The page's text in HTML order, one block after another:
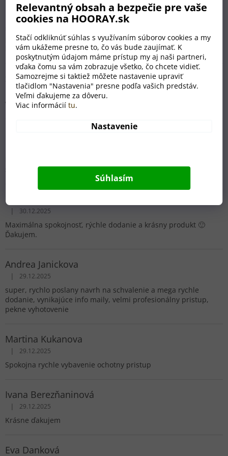
Relevantný obsah a bezpečie pre vaše
cookies na HOORAY.sk
Stačí odkliknúť súhlas s využívaním súborov cookies a my
vám ukážeme presne to, čo vás bude zaujímať. K
poskytnutým údajom máme prístup my aj naši partneri,
vďaka čomu sa vám zobrazuje všetko, čo chcete vidieť.
Samozrejme si taktiež môžete nastavenie upraviť
tlačidlom "Nastavenia" presne podľa vašich predstáv.
Veľmi ďakujeme za dôveru.
Viac informáciítu.
Nastavenie
Súhlasím
Iveta Čikotová
Hodnotenie obchodu je 5 z 5 hviezdičiek.
30.12.2025
prístup a obzvlášť pred sviatkami som ešte nezažila. Výrobok
krásny *****
Simona Kučová
Hodnotenie obchodu je 5 z 5 hviezdičiek.
30.12.2025
Velmi spokojna
spokojnosť. Ďakujem 😊
Marianna Žemličková
Hodnotenie obchodu je 5 z 5 hviezdičiek.
| 30.12.2025
Maximálna spokojnosť, rýchle dodanie a krásny produkt 🙂
Ďakujem.
Andrea Janickova
Hodnotenie obchodu je 5 z 5 hviezdičiek.
| 29.12.2025
super, rychlo poslany navrh na schvalenie a mega rychle
dodanie, vynikajúce info maily, velmi profesionálny pristup,
pekne vyhotovenie
Martina Kukanova
Hodnotenie obchodu je 5 z 5 hviezdičiek.
| 29.12.2025
Spokojna rychle vybavenie ochotny pristup
Ivana Berezňaninová
Hodnotenie obchodu je 5 z 5 hviezdičiek.
| 29.12.2025
Krásne ďakujem
Eva Danková